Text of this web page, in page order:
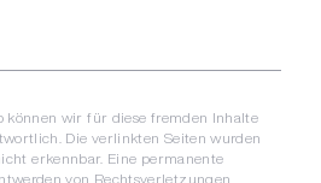
können wir für diese fremden Inhalte
Die verlinkten Seiten wurden
erkennbar. Eine permanente
von Rechtsverletzungen